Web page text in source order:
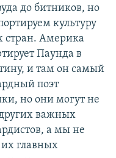
до битников, но
культуру
стран. Америка
Паунда в
и там он самый
поэт
но они могут не
важных
а мы не
главных